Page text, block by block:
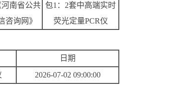
河南省公共
咨询网》
包1：2套中高端实时
荧光定量PCR仪
日期
2026-07-02 09:00:00